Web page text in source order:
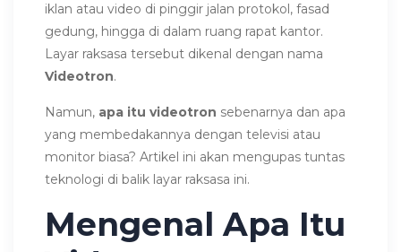
iklan atau video di pinggir jalan protokol, fasad
gedung, hingga di dalam ruang rapat kantor.
Layar raksasa tersebut dikenal dengan nama
Videotron.
Namun, apa itu videotron sebenarnya dan apa
yang membedakannya dengan televisi atau
monitor biasa? Artikel ini akan mengupas tuntas
teknologi di balik layar raksasa ini.
Mengenal Apa Itu